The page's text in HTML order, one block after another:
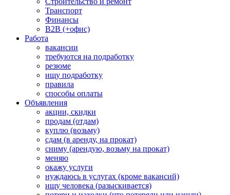
Транспорт
Финансы
B2B (+офис)
Работа
вакансии
требуются на подработку
резюме
ищу подработку
правила
способы оплаты
Объявления
акции, скидки
продам (отдам)
куплю (возьму)
сдам (в аренду, на прокат)
сниму (арендую, возьму на прокат)
меняю
окажу услуги
нуждаюсь в услугах (кроме вакансий)
ищу человека (разыскивается)